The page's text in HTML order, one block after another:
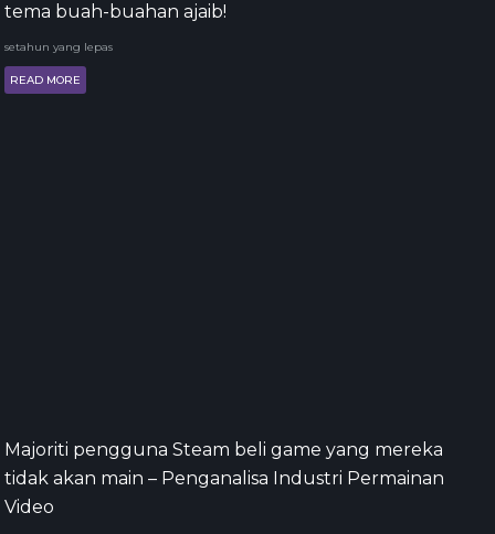
tema buah-buahan ajaib!
setahun yang lepas
READ MORE
Majoriti pengguna Steam beli game yang mereka
tidak akan main – Penganalisa Industri Permainan
Video